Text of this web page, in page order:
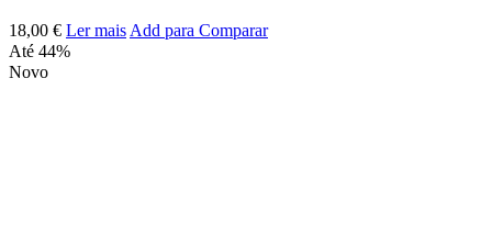
18,00 € Ler mais Add para Comparar
Até 44%
Novo